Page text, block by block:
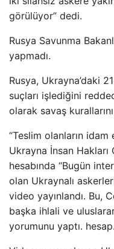
görülüyor” dedi.
Rusya Savunma
yapmadı.
Rusya, Ukrayna’daki
suçları işlediğini
olarak savaş
“Teslim olanların
Ukrayna İnsan Hakları
hesabında “Bugün
olan Ukraynalı
video yayınlandı. Bu,
başka ihlali ve
yorumunu yaptı. hesap.